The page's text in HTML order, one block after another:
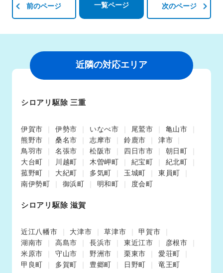
前のページ 一覧ページ 次のページ
近隣の対応エリア
シロアリ駆除 三重
伊賀市 伊勢市 いなべ市 尾鷲市
亀山市
熊野市
桑名市 志摩市 鈴鹿市
津市
鳥羽市
名張市 松阪市 四日市市
朝日町
大台町
川越町 木曽岬町 紀宝町
紀北町
菰野町
大紀町 多気町 玉城町
東員町
南伊勢町
御浜町 明和町 度会町
シロアリ駆除 滋賀
近江八幡市 大津市 草津市
甲賀市
湖南市
高島市 長浜市 東近江市
彦根市
米原市
守山市 野洲市 栗東市
愛荘町
甲良町
多賀町 豊郷町 日野町 竜王町